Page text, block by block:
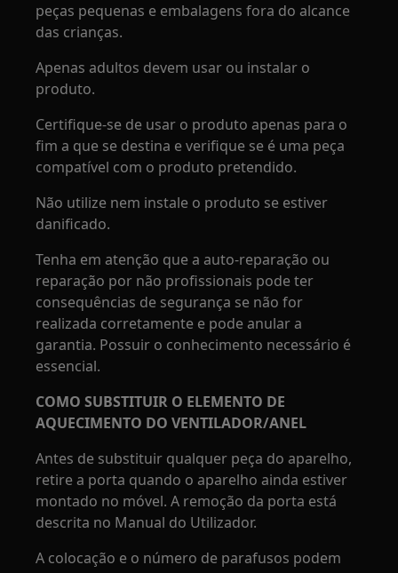
peças pequenas e embalagens fora do alcance
das crianças.
Apenas adultos devem usar ou instalar o
produto.
Certifique-se de usar o produto apenas para o
fim a que se destina e verifique se é uma peça
compatível com o produto pretendido.
Não utilize nem instale o produto se estiver
danificado.
Tenha em atenção que a auto-reparação ou
reparação por não profissionais pode ter
consequências de segurança se não for
realizada corretamente e pode anular a
garantia. Possuir o conhecimento necessário é
essencial.
COMO SUBSTITUIR O ELEMENTO DE
AQUECIMENTO DO VENTILADOR/ANEL
Antes de substituir qualquer peça do aparelho,
retire a porta quando o aparelho ainda estiver
montado no móvel. A remoção da porta está
descrita no Manual do Utilizador.
A colocação e o número de parafusos podem